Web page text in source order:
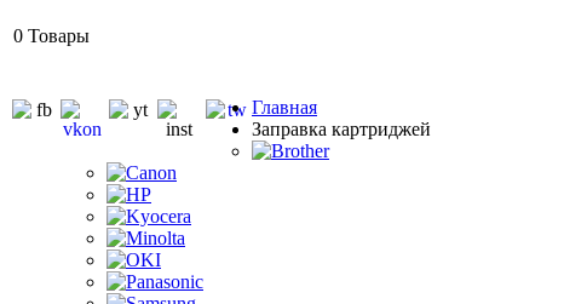
0 Товары
Главная
Заправка картриджей